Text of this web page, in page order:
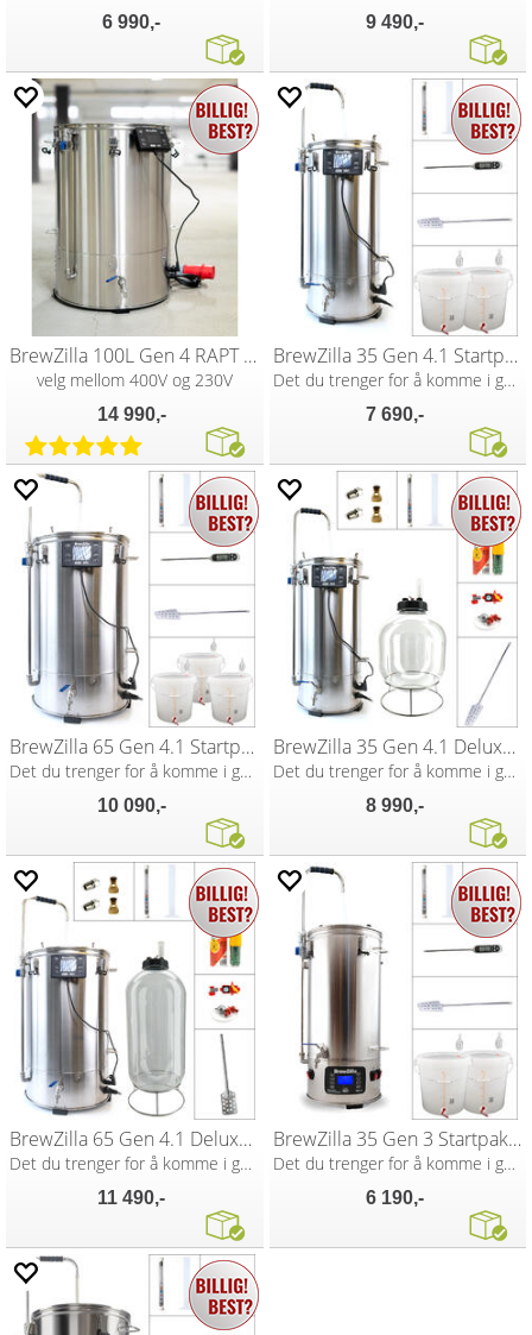
6 990,- 9 490,-
BrewZilla 100L Gen 4 RAPT WIFI 6600W
velg mellom 400V og 230V
14 990,-
BrewZilla 35 Gen 4.1 Startpakke
Det du trenger for å komme i gang
7 690,-
BrewZilla 65 Gen 4.1 Startpakke
Det du trenger for å komme i gang
10 090,-
BrewZilla 35 Gen 4.1 Deluxe Startpakke
Det du trenger for å komme i gang
8 990,-
BrewZilla 65 Gen 4.1 Deluxe Startpakke
Det du trenger for å komme i gang
11 490,-
BrewZilla 35 Gen 3 Startpakke
Det du trenger for å komme i gang
6 190,-